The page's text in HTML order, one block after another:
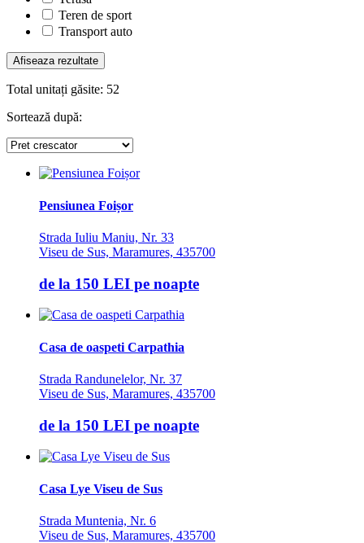
Teren de sport
Transport auto
Total unitați găsite: 52
Sortează după:
Pensiunea Foișor
Strada Iuliu Maniu, Nr. 33
Viseu de Sus, Maramures, 435700
de la 150 LEI pe noapte
Casa de oaspeti Carpathia
Strada Randunelelor, Nr. 37
Viseu de Sus, Maramures, 435700
de la 150 LEI pe noapte
Casa Lye Viseu de Sus
Strada Muntenia, Nr. 6
Viseu de Sus, Maramures, 435700